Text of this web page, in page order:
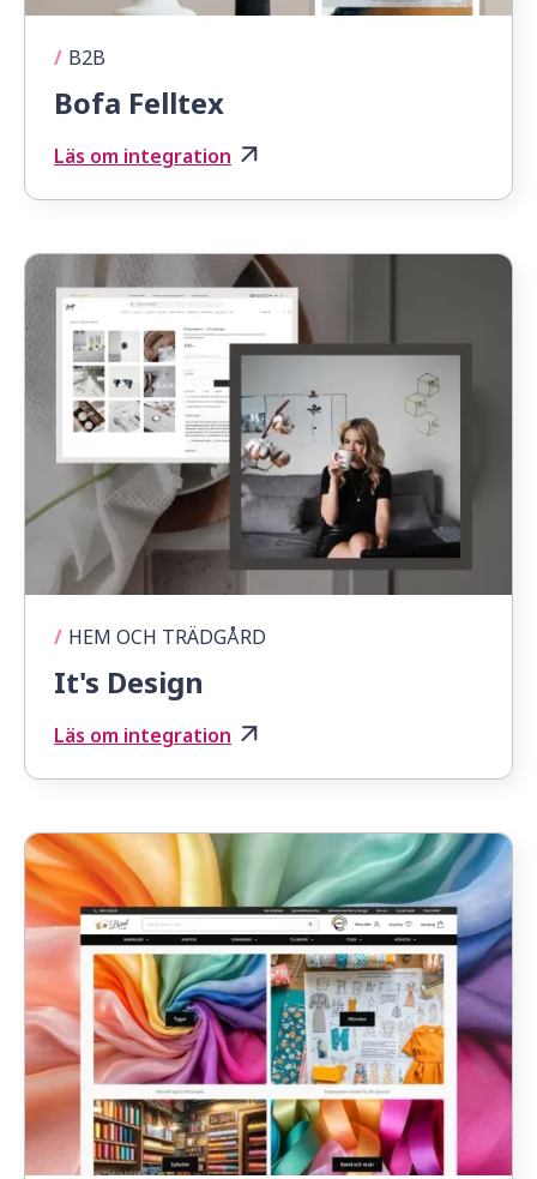
/ B2B
Bofa Felltex
Läs om integration
/ HEM OCH TRÄDGÅRD
It's Design
Läs om integration